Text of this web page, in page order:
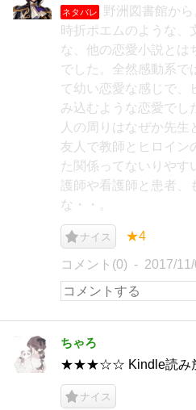
ネタバレ
野洲図書館から
時折ポエムのような、
な、他の恋愛小説とは
でした。全然感動系で
て幼い恋愛な感じで、
み込むような恋愛でし
人の周りはなぜか先
友人で教師とヒロイン
た関係ってないりやす
護師や看護師と患者、
な・・。
ナイス ★4
コメント(0) 2017/
ちゃろ
★★★☆☆ Kindle読み
ナイス